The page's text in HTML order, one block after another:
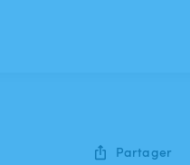
Partager